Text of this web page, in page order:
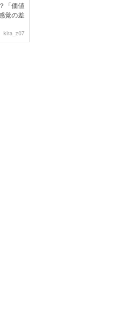
「価値
覚の差
kira_z07